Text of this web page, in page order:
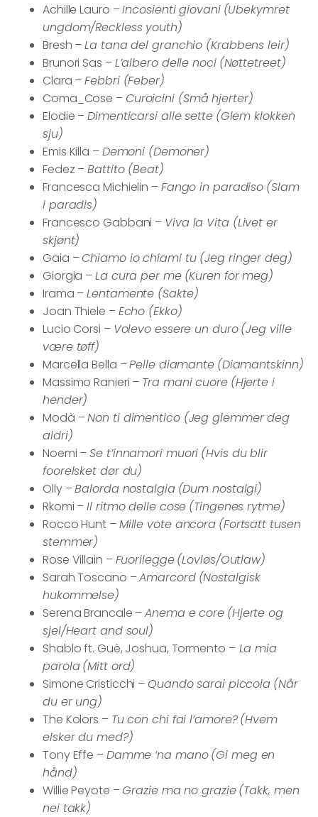
Achille Lauro –Incosienti giovani (Ubekymret
ungdom/Reckless youth)
Bresh –La tana del granchio (Krabbens leir)
Brunori Sas –L’albero delle noci (Nøttetreet)
Clara –Febbri (Feber)
Coma_Cose – Curoicini (Små hjerter)
Elodie –Dimenticarsi alle sette (Glem klokken
sju)
Emis Killa –Demoni (Demoner)
Fedez –Battito (Beat)
Francesca Michielin –Fango in paradiso (Slam
i paradis)
Francesco Gabbani – Viva la Vita (Livet er
skjønt)
Gaia –Chiamo io chiami tu (Jeg ringer deg)
Giorgia –La cura per me (Kuren for meg)
Irama –Lentamente (Sakte)
Joan Thiele –Echo (Ekko)
Lucio Corsi – Volevo essere un duro(Jeg ville
være tøff)
Marcella Bella –Pelle diamante (Diamantskinn)
Massimo Ranieri – Tra mani cuore (Hjerte i
hender)
Modà –Non ti dimentico (Jeg glemmer deg
aldri)
Noemi –Se t’innamori muori (Hvis du blir
foorelsket dør du)
Olly –Balorda nostalgia (Dum nostalgi)
Rkomi –Il ritmo delle cose (Tingenes rytme)
Rocco Hunt –Mille vote ancora (Fortsatt tusen
stemmer)
Rose Villain –Fuorilegge(Lovløs/Outlaw)
Sarah Toscano –Amarcord (Nostalgisk
hukommelse)
Serena Brancale –Anema e core (Hjerte og
sjel/Heart and soul)
Shablo ft. Guè, Joshua, Tormento –La mia
parola(Mitt ord)
Simone Cristicchi – Quando sarai piccola (Når
du er ung)
The Kolors – Tu con chi fai l’amore?(Hvem
elsker du med?)
Tony Effe –Damme ‘na mano(Gi meg en
hånd)
Willie Peyote –Grazie ma no grazie(Takk, men
nei takk)